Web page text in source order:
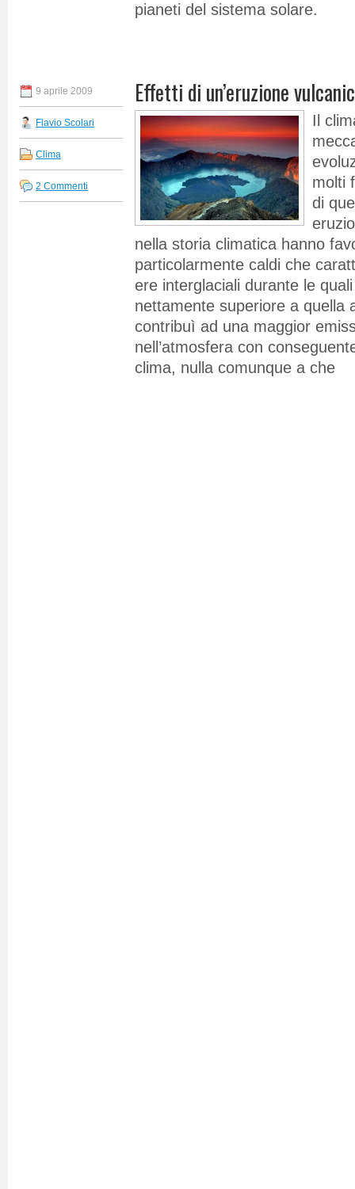
pianeti del sistema solare.
9 aprile 2009
Flavio Scolari
Clima
2 Commenti
Effetti di un’eruzione
Il
molti
di
nella storia climatica hanno
particolarmente caldi che
ere interglaciali durante le
nettamente superiore a quella
contribuì ad una maggior
nell’atmosfera con
clima, nulla comunque a che